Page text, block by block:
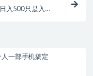
入500只是入
一部手机搞定